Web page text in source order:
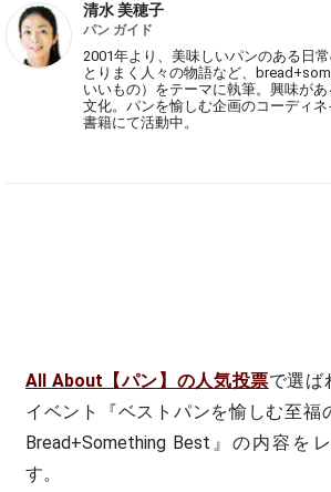
清水 美穂子
パン ガイド
2001年より、美味しいパンのある日
とりまく人々の物語など、
いいもの）をテーマに執筆。興味が
文化。パンを愉しむ企画のコーディネ
書籍にて活動中。
All About【パン】の人気投票で選ば
イベント『ベストパンを愉しむ至福
Bread+Something Best』の内容を
す。